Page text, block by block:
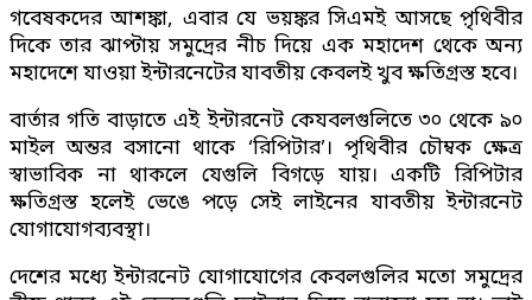
গবেষকদের আশঙ্কা, এবার যে ভয়ঙ্কর সিএমই আসছে প়ৃথিবীর
দিকে তার ঝাপ্টায় সমুদ্রের নীচ দিয়ে এক মহাদেশ থেকে অন্য
মহাদেশে যাওয়া ইন্টারনেটের যাবতীয় কেবলই খুব ক্ষতিগ্রস্ত হবে।
বার্তার গতি বাড়াতে এই ইন্টারনেট কেযবলগুলিতে ৩০ থেকে ৯০
মাইল অন্তর বসানো থাকে ‘রিপিটার’। পৃথিবীর চৌম্বক ক্ষেত্র
স্বাভাবিক না থাকলে যেগুলি বিগড়ে যায়। একটি রিপিটার
ক্ষতিগ্রস্ত হলেই ভেঙে পড়ে সেই লাইনের যাবতীয় ইন্টারনেট
যোগাযোগব্যবস্থা।
দেশের মধ্যে ইন্টারনেট যোগাযোগের কেবলগুলির মতো সমুদ্রের